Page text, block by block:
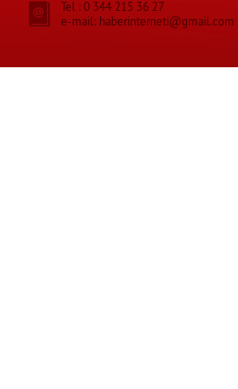
Tel : 0 344 215 36 27
e-mail: haberinterneti@gmail.com